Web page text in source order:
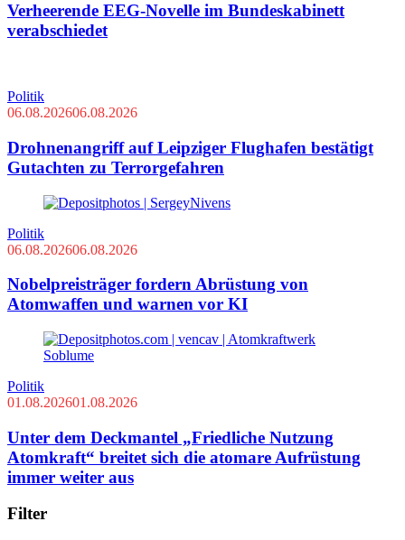
Verheerende EEG-Novelle im Bundeskabinett
verabschiedet
Politik
06.08.202606.08.2026
Drohnenangriff auf Leipziger Flughafen bestätigt
Gutachten zu Terrorgefahren
Politik
06.08.202606.08.2026
Nobelpreisträger fordern Abrüstung von
Atomwaffen und warnen vor KI
Politik
01.08.202601.08.2026
Unter dem Deckmantel „Friedliche Nutzung
Atomkraft“ breitet sich die atomare Aufrüstung
immer weiter aus
Filter